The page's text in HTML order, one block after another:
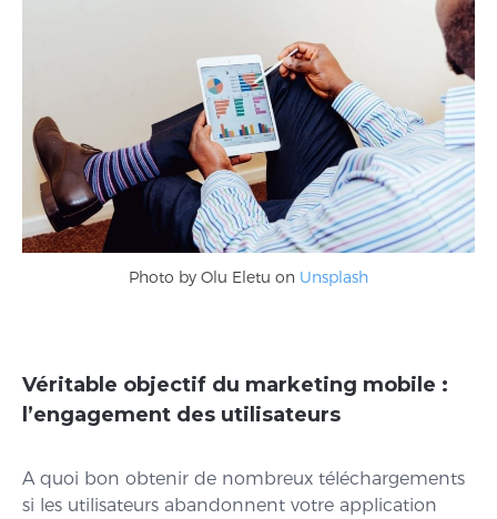
Photo by Olu Eletu on Unsplash
Véritable objectif du marketing mobile :
l’engagement des utilisateurs
A quoi bon obtenir de nombreux téléchargements
si les utilisateurs abandonnent votre application